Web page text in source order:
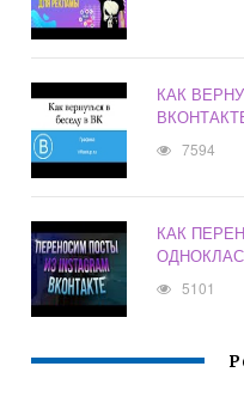
КАК
7594
КАК
5101